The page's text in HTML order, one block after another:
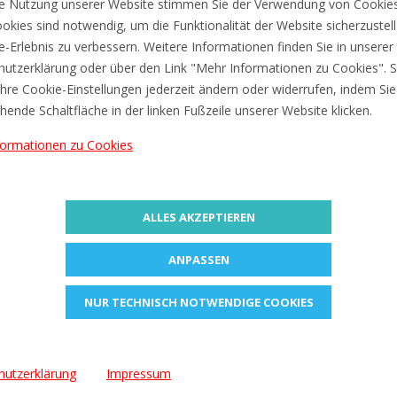
Nutzung unserer Website stimmen Sie der Verwendung von
sind notwendig, um die Funktionalität der Website
Erlebnis zu verbessern. Weitere Informationen finden Sie in unserer
oder über den Link "Mehr Informationen zu Cookies".
Cookie-Einstellungen jederzeit ändern oder widerrufen, indem
Schaltfläche in der linken Fußzeile unserer Website klicken.
zu Cookies
ALLES AKZEPTIEREN
ANPASSEN
NUR TECHNISCH NOTWENDIGE COOKIES
Impressum
€2,77
€2,77
EXACOMPTA Ringbuch
Karton, 2-Ring-Mechanik,
EXACOMPTA Ringbuch
Karton, 2-Ring-Mechanik,